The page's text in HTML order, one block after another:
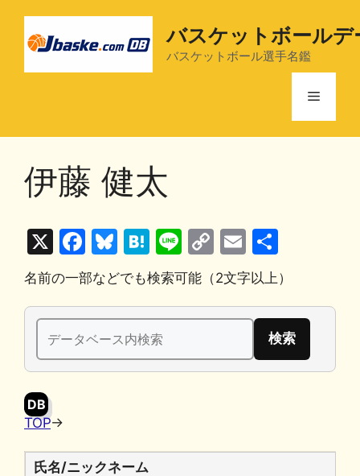
バスケットボールデ
バスケットボール選手名鑑
メ
伊藤 健太
X
F
a
c
e
b
o
Bl
u
e
s
k
y
H
at
e
n
a
Li
n
e
C
o
p
y
n
E
m
ai
l
有
名前の一部などでも検索可能（2文字以上）
検
索:
DB
TOP→
氏名/ニックネーム